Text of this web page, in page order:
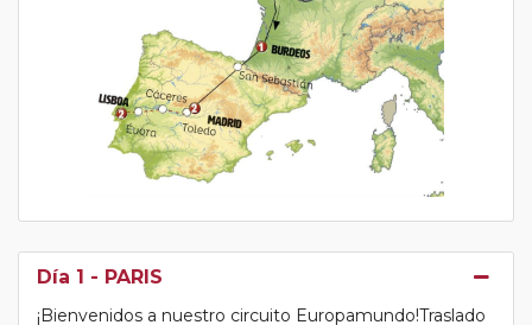
Día 1 - PARIS
¡Bienvenidos a nuestro circuito Europamundo!Traslado